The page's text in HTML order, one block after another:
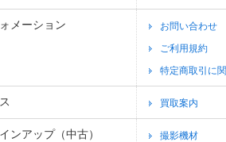
メーション お問い合わせ
ご利用規約
特定商取引に
買取案内
ンアップ（中古） 撮影機材